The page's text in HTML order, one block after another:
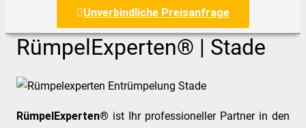
Unverbindliche Preisanfrage
RümpelExperten® | Stade
RümpelExperten® ist Ihr professioneller Partner in den